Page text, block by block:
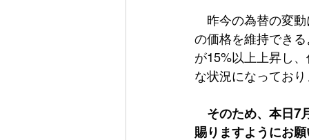
昨今の為替の変動
の価格を維持でき
が15%以上上昇し
な状況になってお
そのため、本日7
賜りますようにお